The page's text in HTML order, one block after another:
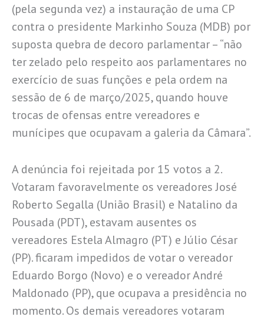
(pela segunda vez) a instauração de uma CP
contra o presidente Markinho Souza (MDB) por
suposta quebra de decoro parlamentar – “não
ter zelado pelo respeito aos parlamentares no
exercício de suas funções e pela ordem na
sessão de 6 de março/2025, quando houve
trocas de ofensas entre vereadores e
munícipes que ocupavam a galeria da Câmara”.
A denúncia foi rejeitada por 15 votos a 2.
Votaram favoravelmente os vereadores José
Roberto Segalla (União Brasil) e Natalino da
Pousada (PDT), estavam ausentes os
vereadores Estela Almagro (PT) e Júlio César
(PP). ficaram impedidos de votar o vereador
Eduardo Borgo (Novo) e o vereador André
Maldonado (PP), que ocupava a presidência no
momento. Os demais vereadores votaram